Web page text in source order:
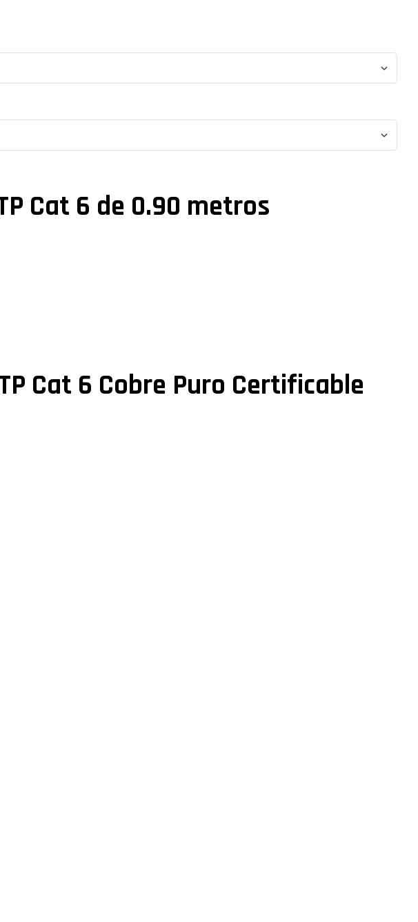
Cat 6 de 0.90 metros
Cat 6 Cobre Puro Certificable